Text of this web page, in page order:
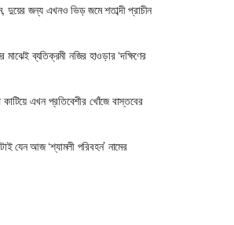
দুয়ের জন্য এখনও ভিড় জমে শতাব্দী প্রাচীন
মাঝেই ব্যতিক্রমী নজির হাওড়ার ‘দক্ষিণের
কাটিয়ে এখন প্রতিবেশীর খোঁজে বাস্তবের
যেন আজ ‘শ্যামলী পরিবহন’ নামের